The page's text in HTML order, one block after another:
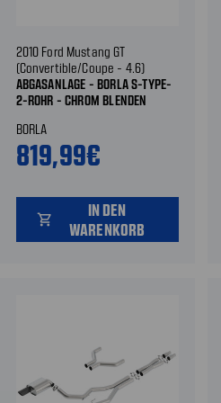
2010 Ford Mustang GT
(Convertible/Coupe - 4.6)
ABGASANLAGE - BORLA S-TYPE-
2-ROHR - CHROM BLENDEN
BORLA
819,99€
shopping_cart
IN DEN
WARENKORB